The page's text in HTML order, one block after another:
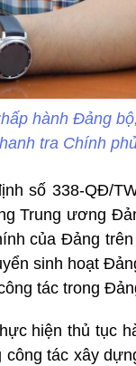
hành Đảng
tra Chính
số 338-QĐ/
Trung ương
của Đảng
sinh hoạt
tác trong
hiện thủ tục
tác xây